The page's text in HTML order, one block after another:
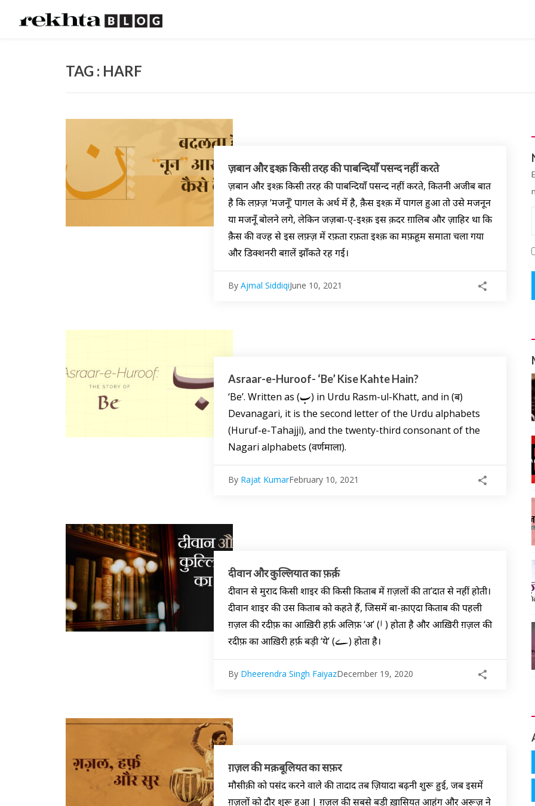
TAG : HARF
ज़बान और इश्क़ किसी तरह की पाबन्दियाँ पसन्द नहीं करते
ज़बान और इश्क़ किसी तरह की पाबन्दियाँ पसन्द नहीं करते, कितनी अजीब बात
है कि लफ़्ज़ ‘मजनूँ’ पागल के अर्थ में है, क़ैस इश्क़ में पागल हुआ तो उसे मजनून
या मजनूँ बोलने लगे, लेकिन जज़बा-ए-इश्क़ इस क़दर ग़ालिब और ज़ाहिर था कि
क़ैस की वज्ह से इस लफ़्ज़ में रफ़ता रफ़ता इश्क़ का मफ़हूम समाता चला गया
और डिक्शनरी बग़लें झाँकते रह गई।
By Ajmal SiddiqiJune 10, 2021
Asraar-e-Huroof- ‘Be’ Kise Kahte Hain?
‘Be’. Written as (ب) in Urdu Rasm-ul-Khatt, and in (ब)
Devanagari, it is the second letter of the Urdu alphabets
(Huruf-e-Tahajji), and the twenty-third consonant of the
Nagari alphabets (वर्णमाला).
By Rajat KumarFebruary 10, 2021
दीवान और कुल्लियात का फ़र्क़
दीवान से मुराद किसी शाइर की किसी किताब में ग़ज़लों की ता’दात से नहीं होती।
दीवान शाइर की उस किताब को कहते हैं, जिसमें बा-क़ाएदा किताब की पहली
ग़ज़ल की रदीफ़ का आख़िरी हर्फ़ अलिफ़ ‘अ’ (ا ) होता है और आख़िरी ग़ज़ल की
रदीफ़ का आख़िरी हर्फ़ बड़ी ‘ये’ (ے) होता है।
By Dheerendra Singh FaiyazDecember 19, 2020
ग़ज़ल की मक़बूलियत का सफ़र
मौसीक़ी को पसंद करने वाले की तादाद तब ज़ियादा बढ़नी शुरू हुई, जब इसमें
ग़ज़लों को दौर शुरू हुआ | ग़ज़ल की सबसे बड़ी ख़ासियत आहंग और अरूज़ ने